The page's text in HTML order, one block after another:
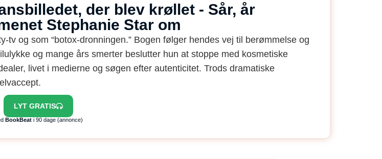
der blev krøllet - Sår, år
Stephanie Star om
og som “botox-dronningen.” Bogen følger hendes vej til berømmelse og
og mange års smerter beslutter hun at stoppe med kosmetiske
livet i medierne og søgen efter autenticitet. Trods dramatiske
LYT GRATIS
BookBeati 90 dage (annonce)